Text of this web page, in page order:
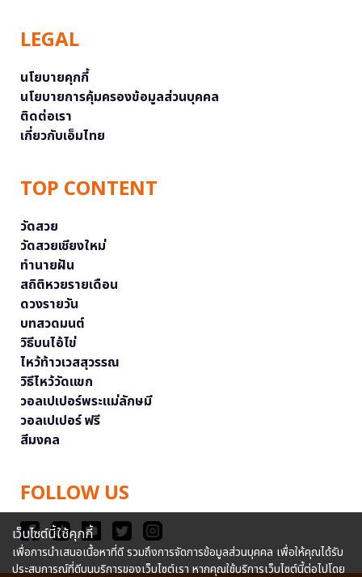
LEGAL
นโยบายคุกกี้
นโยบายการคุ้มครองข้อมูลส่วนบุคคล
ติดต่อเรา
เกี่ยวกับเอ็มไทย
TOP CONTENT
วัดสวย
วัดสวยเชียงใหม่
ทำนายฝัน
สถิติหวยรายเดือน
ดวงรายวัน
บทสวดมนต์
วิธีบนไอ้ไข่
ไหว้ท้าวเวสสุวรรณ
วิธีไหว้วัดแขก
วอลเปเปอร์พระแม่ลักษมี
วอลเปเปอร์ ฟรี
สีมงคล
FOLLOW US
เว็บไซต์นี้ใช้คุกกี้
เพื่อการนำเสนอเนื้อหาที่ดี รวมถึงการจัดการข้อมูลส่วนบุคคล เพื่อให้คุณได้รับ
ประสบการณ์ที่ดีบนบริการของเว็บไซต์เรา หากคุณใช้บริการเว็บไซต์นี้ต่อไปโดย